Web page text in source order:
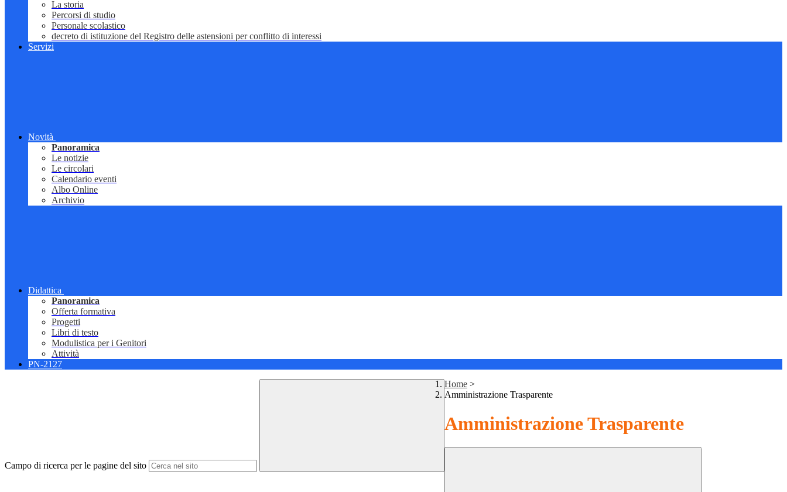
La storia
Percorsi di studio
Personale scolastico
decreto di istituzione del Registro delle astensioni per conflitto di interessi
Servizi
Novità
Panoramica
Le notizie
Le circolari
Calendario eventi
Albo Online
Archivio
Didattica
Panoramica
Offerta formativa
Progetti
Libri di testo
Modulistica per i Genitori
Attività
PN-2127
Campo di ricerca per le pagine del sito
Home >
Amministrazione Trasparente
Amministrazione Trasparente